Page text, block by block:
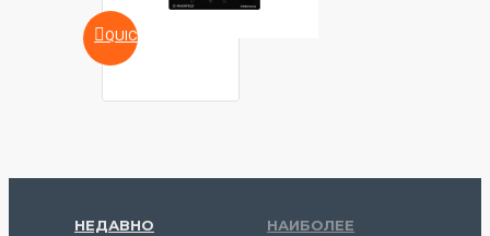
QUICKVIEW
НЕДАВНО
НАИБОЛЕЕ